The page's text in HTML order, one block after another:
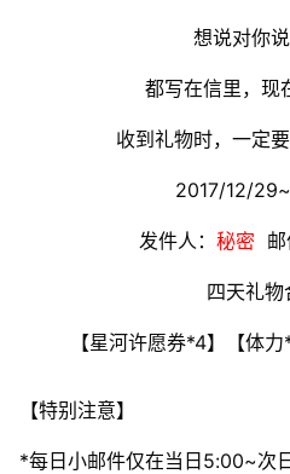
想说对你说
都写在信里，现
收到礼物时，一定
2017/12/
发件人： 秘密 邮
四天礼物
【星河许愿券*4】【体
【特别注意】
*每日小邮件仅在当日5:00~次